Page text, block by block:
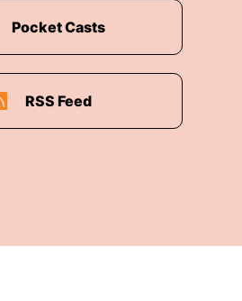
Pocket Casts
RSS Feed